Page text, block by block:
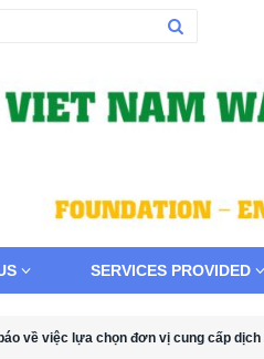
SERVICES PROVIDED
về việc lựa chọn đơn vị cung cấp